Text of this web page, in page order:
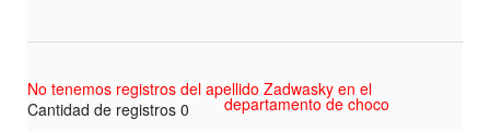
No tenemos registros del apellido Zadwasky en el
departamento de choco
Cantidad de registros 0